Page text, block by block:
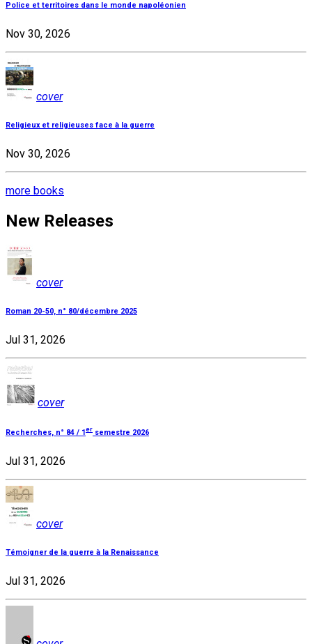
Police et territoires dans le monde napoléonien
Nov 30, 2026
cover
Religieux et religieuses face à la guerre
Nov 30, 2026
more books
New Releases
cover
Roman 20-50, n° 80/décembre 2025
Jul 31, 2026
cover
Recherches, n° 84 / 1 er semestre 2026
Jul 31, 2026
cover
Témoigner de la guerre à la Renaissance
Jul 31, 2026